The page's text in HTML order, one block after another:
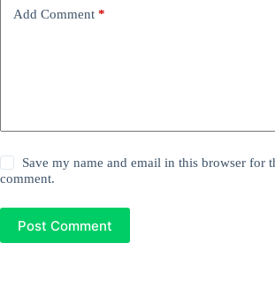
Add Comment *
Save my name and email in this browser for
comment.
Post Comment